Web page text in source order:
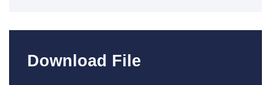
Download File